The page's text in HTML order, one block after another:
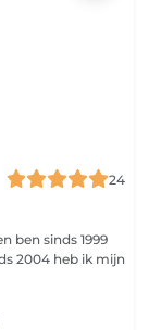
24
ben sinds 1999
2004 heb ik mijn